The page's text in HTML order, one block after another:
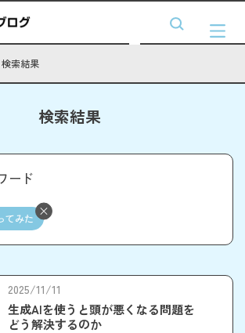
検索結果
検索結果
ード
てみた
2025/11/11
生成AIを使うと頭が悪くなる問題を
どう解決するのか